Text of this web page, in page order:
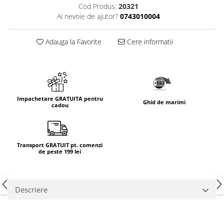
Cod Produs: 20321
Ai nevoie de ajutor? 0743010004
Adauga la Favorite Cere informatii
Impachetare GRATUITA pentru
cadou
Ghid de marimi
Transport GRATUIT pt. comenzi
de peste 199 lei
Descriere